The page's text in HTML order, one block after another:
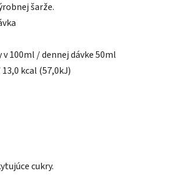
šarže.
100ml / dennej dávke 50ml
kcal (57,0kJ)
cukry.